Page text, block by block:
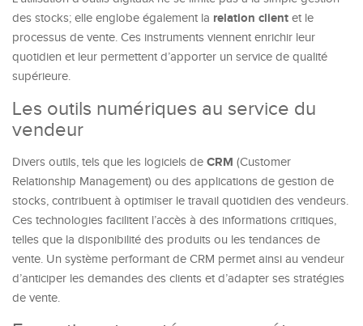
des stocks; elle englobe également la relation client et le
processus de vente. Ces instruments viennent enrichir leur
quotidien et leur permettent d’apporter un service de qualité
supérieure.
Les outils numériques au service du
vendeur
Divers outils, tels que les logiciels de CRM (Customer
Relationship Management) ou des applications de gestion de
stocks, contribuent à optimiser le travail quotidien des vendeurs.
Ces technologies facilitent l’accès à des informations critiques,
telles que la disponibilité des produits ou les tendances de
vente. Un système performant de CRM permet ainsi au vendeur
d’anticiper les demandes des clients et d’adapter ses stratégies
de vente.